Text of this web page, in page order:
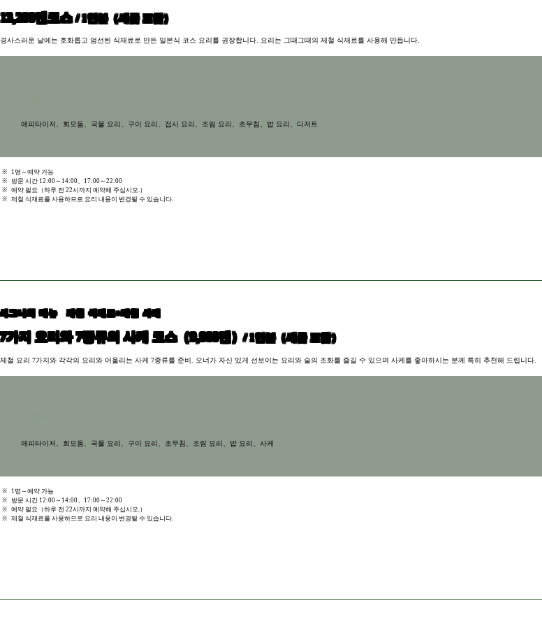
13,200엔코스/ 1인분（세금 포함）
경사스러운 날에는 호화롭고 엄선된 식재료로 만든 일본식 코스 요리를 권장합니다. 요리는 그때그때의 제철 식재료를 사용해 만듭니다.
애피타이저、회모둠、국물 요리、구이 요리、접시 요리、조림 요리、초무침、밥 요리、디저트
※
1명～예약 가능
※
방문 시간 12:00～14:00、17:00～22:00
※
예약 필요（하루 전 22시까지 예약해 주십시오.）
※
제철 식재료를 사용하므로 요리 내용이 변경될 수 있습니다.
시그니처 메뉴 제철 식재료×제철 사케
7가지 요리와 7종류의 사케 코스（9,900엔）/ 1인분（세금 포함）
제철 요리 7가지와 각각의 요리와 어울리는 사케 7종류를 준비. 오너가 자신 있게 선보이는 요리와 술의 조화를 즐길 수 있으며 사케를 좋아하시는 분께 특히 추천해 드립니다.
애피타이저、회모둠、국물 요리、구이 요리、초무침、조림 요리、밥 요리、사케
※
1명～예약 가능
※
방문 시간 12:00～14:00、17:00～22:00
※
예약 필요（하루 전 22시까지 예약해 주십시오.）
※
제철 식재료를 사용하므로 요리 내용이 변경될 수 있습니다.